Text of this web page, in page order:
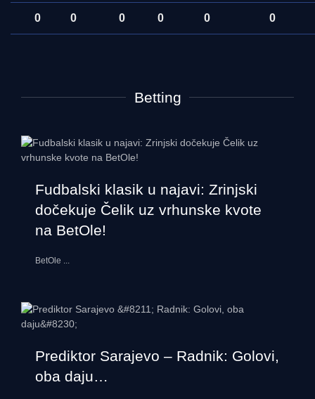
0 0 0 0 0 0
Betting
Fudbalski klasik u najavi: Zrinjski
dočekuje Čelik uz vrhunske kvote
na BetOle!
BetOle ...
Prediktor Sarajevo – Radnik: Golovi,
oba daju…